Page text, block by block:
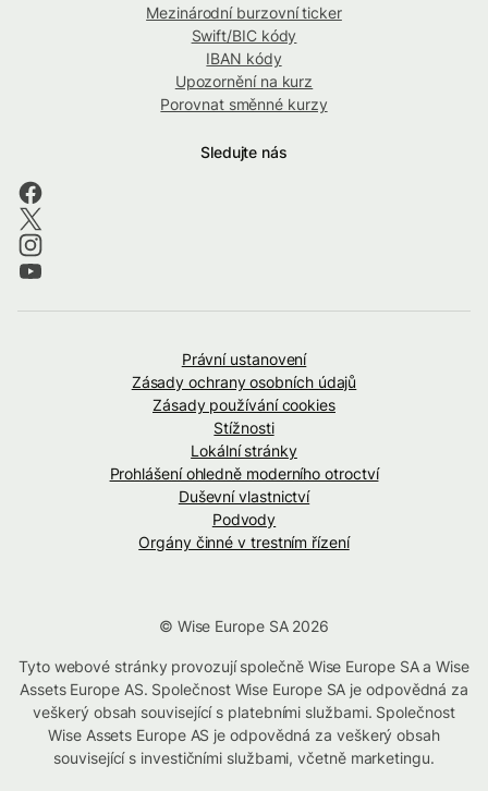
Mezinárodní burzovní ticker
Swift/BIC kódy
IBAN kódy
Upozornění na kurz
Porovnat směnné kurzy
Sledujte nás
Právní ustanovení
Zásady ochrany osobních údajů
Zásady používání cookies
Stížnosti
Lokální stránky
Prohlášení ohledně moderního otroctví
Duševní vlastnictví
Podvody
Orgány činné v trestním řízení
© Wise Europe SA 2026
Tyto webové stránky provozují společně Wise Europe SA a Wise
Assets Europe AS. Společnost Wise Europe SA je odpovědná za
veškerý obsah související s platebními službami. Společnost
Wise Assets Europe AS je odpovědná za veškerý obsah
související s investičními službami, včetně marketingu.